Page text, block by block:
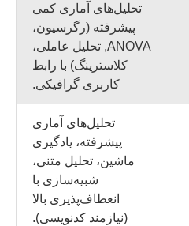
تحلیل‌های آماری کمی
پیشرفته (رگرسیون،
ANOVA, تحلیل عاملی،
کلاسترینگ) با رابط
کاربری گرافیکی.
تحلیل‌های آماری
پیشرفته، یادگیری
ماشین، تحلیل متنی،
شبیه‌سازی با
انعطاف‌پذیری بالا
(نیازمند کدنویسی).